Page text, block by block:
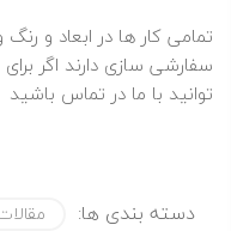
تمامی کار ها در ابعاد و
سفارشی سازی دارند اگر
توانید با ما در تماس
دسته بندی ها: